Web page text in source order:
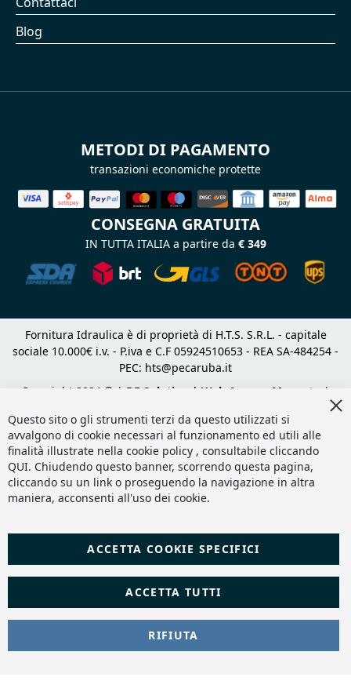
Blog
METODI DI PAGAMENTO
transazioni economiche protette
CONSEGNA GRATUITA
IN TUTTA ITALIA a partire da € 349
Fornitura Idraulica è di proprietà di H.T.S. S.R.L. - capitale
sociale 10.000€ i.v. - P.iva e C.F 05924510653 - REA SA-484254 -
PEC: hts@pecaruba.it
Copyright 2024 © | DF Solution | Web Agency Magento
|
Questo sito o gli strumenti terzi da questo utilizzati si
avvalgono di cookie necessari al funzionamento ed utili alle
finalità illustrate nella cookie policy , consultabile cliccando
QUI. Chiudendo questo banner, scorrendo questa pagina,
cliccando su un link o proseguendo la navigazione in altra
maniera, acconsenti all'uso dei cookie.
ACCETTA TUTTI
ACCETTA COOKIE SPECIFICI
RIFIUTA